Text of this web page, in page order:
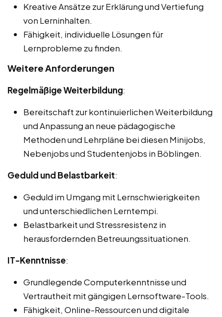
Kreative Ansätze zur Erklärung und Vertiefung
von Lerninhalten.
Fähigkeit, individuelle Lösungen für
Lernprobleme zu finden.
Weitere Anforderungen
Regelmäßige Weiterbildung:
Bereitschaft zur kontinuierlichen Weiterbildung
und Anpassung an neue pädagogische
Methoden und Lehrpläne bei diesen Minijobs,
Nebenjobs und Studentenjobs in Böblingen.
Geduld und Belastbarkeit:
Geduld im Umgang mit Lernschwierigkeiten
und unterschiedlichen Lerntempi.
Belastbarkeit und Stressresistenz in
herausfordernden Betreuungssituationen.
IT-Kenntnisse:
Grundlegende Computerkenntnisse und
Vertrautheit mit gängigen Lernsoftware-Tools.
Fähigkeit, Online-Ressourcen und digitale